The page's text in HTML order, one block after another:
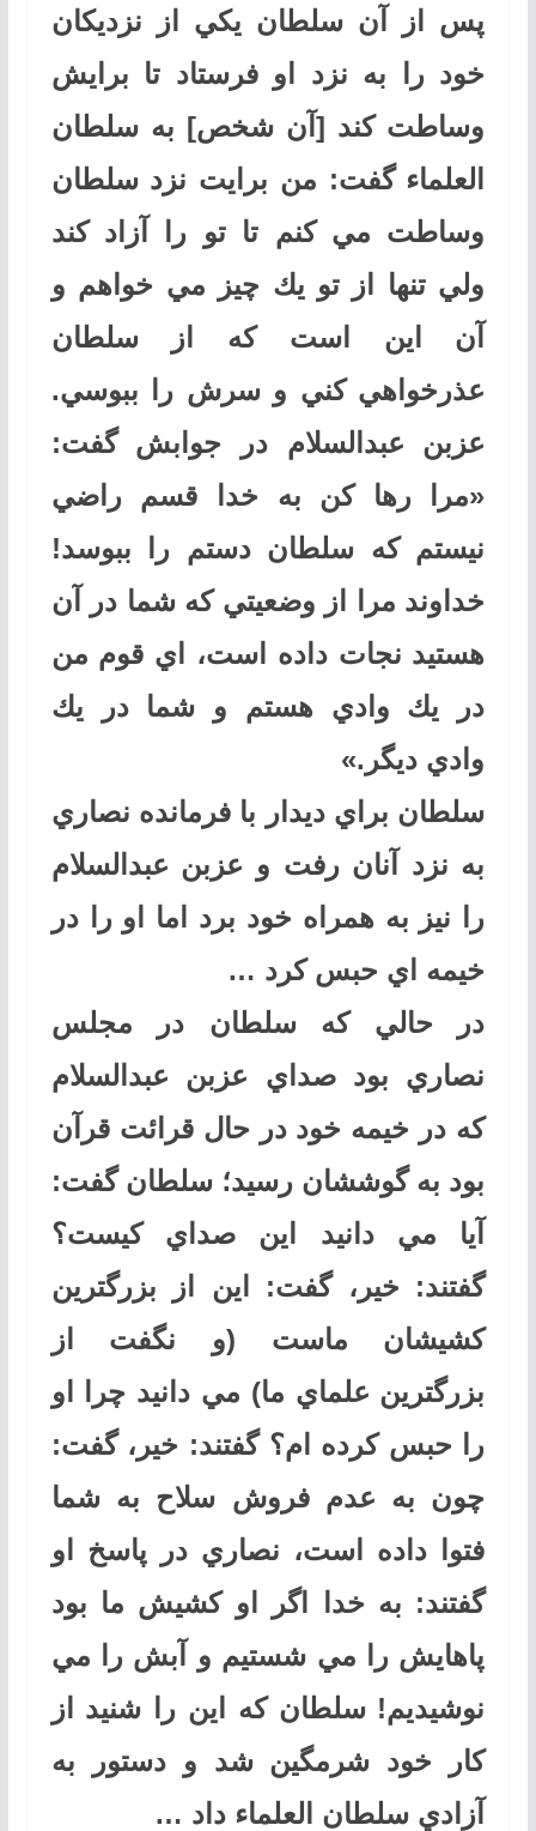
پس از آن سلطان يكي از نزديكان
خود را به نزد او فرستاد تا برايش
وساطت كند [آن شخص] به سلطان
العلماء گفت: من برايت نزد سلطان
وساطت مي كنم تا تو را آزاد كند
ولي تنها از تو يك چيز مي خواهم و
آن اين است كه از سلطان
عذرخواهي كني و سرش را ببوسي.
عزبن عبدالسلام در جوابش گفت:
«مرا رها كن به خدا قسم راضي
نيستم كه سلطان دستم را ببوسد!
خداوند مرا از وضعيتي كه شما در آن
هستيد نجات داده است، اي قوم من
در يك وادي هستم و شما در يك
وادي ديگر.»
سلطان براي ديدار با فرمانده نصاري
به نزد آنان رفت و عزبن عبدالسلام
را نيز به همراه خود برد اما او را در
خيمه اي حبس كرد …
در حالي كه سلطان در مجلس
نصاري بود صداي عزبن عبدالسلام
كه در خيمه خود در حال قرائت قرآن
بود به گوششان رسيد؛ سلطان گفت:
آيا مي دانيد اين صداي كيست؟
گفتند: خير، گفت: اين از بزرگترين
كشيشان ماست (و نگفت از
بزرگترين علماي ما) مي دانيد چرا او
را حبس كرده ام؟ گفتند: خير، گفت:
چون به عدم فروش سلاح به شما
فتوا داده است، نصاري در پاسخ او
گفتند: به خدا اگر او كشيش ما بود
پاهايش را مي شستيم و آبش را مي
نوشيديم! سلطان كه اين را شنيد از
كار خود شرمگين شد و دستور به
آزادي سلطان العلماء داد …